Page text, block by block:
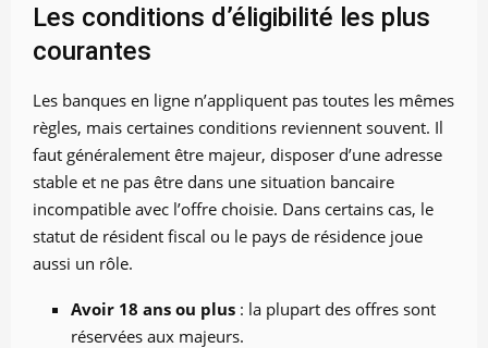
Les conditions d’éligibilité les plus
courantes
Les banques en ligne n’appliquent pas toutes les mêmes
règles, mais certaines conditions reviennent souvent. Il
faut généralement être majeur, disposer d’une adresse
stable et ne pas être dans une situation bancaire
incompatible avec l’offre choisie. Dans certains cas, le
statut de résident fiscal ou le pays de résidence joue
aussi un rôle.
Avoir 18 ans ou plus : la plupart des offres sont
réservées aux majeurs.